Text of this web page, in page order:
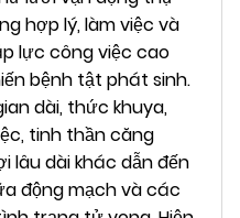
hợp lý, làm việc và
lực công việc cao
bệnh tật phát sinh.
dài, thức khuya,
tinh thần căng
lâu dài khác dẫn đến
động mạch và các